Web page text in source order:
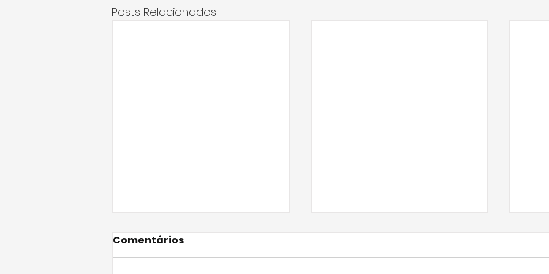
Posts Relacionados
Comentários